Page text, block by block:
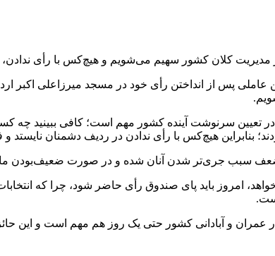
مدیریت کلان کشور سهیم می‌شویم و هیچ‌کس با رأی
عاملی پس از انداختن رأی خود در مسجد میرزاعلی اکبر
تعیین سرنوشت آینده کشور مهم است؛ کافی ببینید چه
ضعف سبب جری‌تر شدن آنان شده و در صورت ضعیف‌بودن
امروز باید پای صندوق رأی حاضر شود، چرا که
در عمران و آبادانی کشور حتی یک روز هم مهم است و